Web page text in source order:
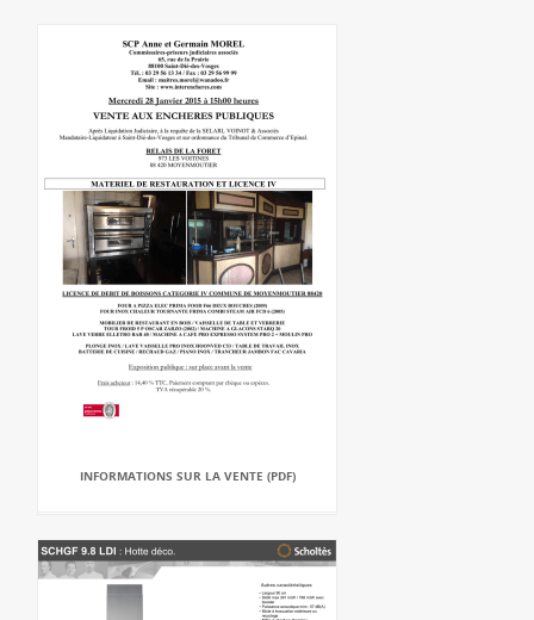
INFORMATIONS SUR LA VENTE (PDF)